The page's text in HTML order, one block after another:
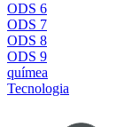
ODS 6
ODS 7
ODS 8
ODS 9
químea
Tecnologia